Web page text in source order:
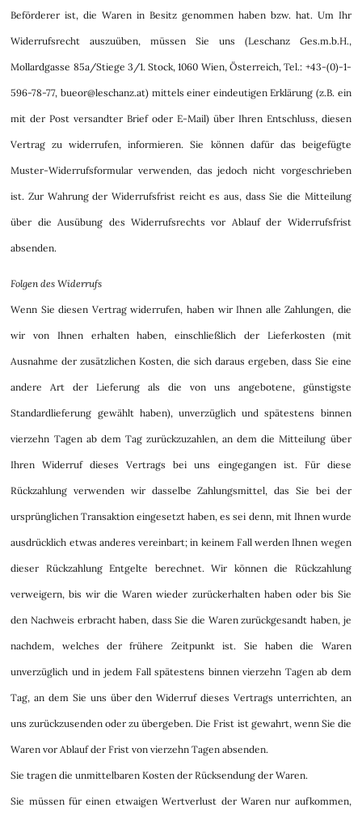
Beförderer ist, die Waren in Besitz genommen haben bzw. hat. Um Ihr
Widerrufsrecht auszuüben, müssen Sie uns (Leschanz Ges.m.b.H.,
Mollardgasse 85a/Stiege 3/1. Stock, 1060 Wien, Österreich, Tel.: +43-(0)-1-
596-78-77, bueor@leschanz.at) mittels einer eindeutigen Erklärung (z.B. ein
mit der Post versandter Brief oder E-Mail) über Ihren Entschluss, diesen
Vertrag zu widerrufen, informieren. Sie können dafür das beigefügte
Muster-Widerrufsformular verwenden, das jedoch nicht vorgeschrieben
ist. Zur Wahrung der Widerrufsfrist reicht es aus, dass Sie die Mitteilung
über die Ausübung des Widerrufsrechts vor Ablauf der Widerrufsfrist
absenden.
Folgen des Widerrufs
Wenn Sie diesen Vertrag widerrufen, haben wir Ihnen alle Zahlungen, die
wir von Ihnen erhalten haben, einschließlich der Lieferkosten (mit
Ausnahme der zusätzlichen Kosten, die sich daraus ergeben, dass Sie eine
andere Art der Lieferung als die von uns angebotene, günstigste
Standardlieferung gewählt haben), unverzüglich und spätestens binnen
vierzehn Tagen ab dem Tag zurückzuzahlen, an dem die Mitteilung über
Ihren Widerruf dieses Vertrags bei uns eingegangen ist. Für diese
Rückzahlung verwenden wir dasselbe Zahlungsmittel, das Sie bei der
ursprünglichen Transaktion eingesetzt haben, es sei denn, mit Ihnen wurde
ausdrücklich etwas anderes vereinbart; in keinem Fall werden Ihnen wegen
dieser Rückzahlung Entgelte berechnet. Wir können die Rückzahlung
verweigern, bis wir die Waren wieder zurückerhalten haben oder bis Sie
den Nachweis erbracht haben, dass Sie die Waren zurückgesandt haben, je
nachdem, welches der frühere Zeitpunkt ist. Sie haben die Waren
unverzüglich und in jedem Fall spätestens binnen vierzehn Tagen ab dem
Tag, an dem Sie uns über den Widerruf dieses Vertrags unterrichten, an
uns zurückzusenden oder zu übergeben. Die Frist ist gewahrt, wenn Sie die
Waren vor Ablauf der Frist von vierzehn Tagen absenden.
Sie tragen die unmittelbaren Kosten der Rücksendung der Waren.
Sie müssen für einen etwaigen Wertverlust der Waren nur aufkommen,